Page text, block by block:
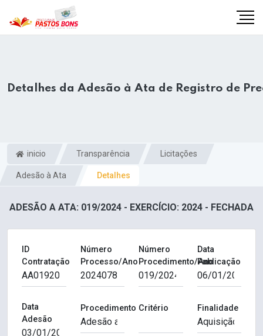
Detalhes da Adesão à Ata de Registro de
inicio Transparência Licitações
Adesão à Ata Detalhes
ADESÃO A ATA: 019/2024 - EXERCÍCIO: 2024 - FECHADA
ID
Contratação
Número
Processo/Ano
Número
Procedimento/Ano
Data
Publicação
Data
Adesão
Procedimento Critério Finalidade